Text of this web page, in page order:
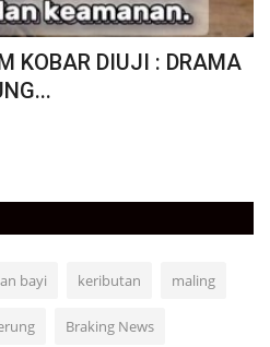
KOBAR DIUJI : DRAMA
bayi keributan maling
Braking News